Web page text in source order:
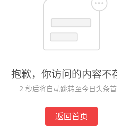
抱歉，你访问的内容不
2 秒后将自动跳转至今日头条
返回首页